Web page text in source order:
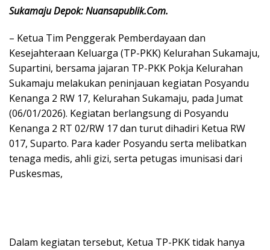
Sukamaju Depok: Nuansapublik.Com.
– Ketua Tim Penggerak Pemberdayaan dan
Kesejahteraan Keluarga (TP-PKK) Kelurahan Sukamaju,
Supartini, bersama jajaran TP-PKK Pokja Kelurahan
Sukamaju melakukan peninjauan kegiatan Posyandu
Kenanga 2 RW 17, Kelurahan Sukamaju, pada Jumat
(06/01/2026). Kegiatan berlangsung di Posyandu
Kenanga 2 RT 02/RW 17 dan turut dihadiri Ketua RW
017, Suparto. Para kader Posyandu serta melibatkan
tenaga medis, ahli gizi, serta petugas imunisasi dari
Puskesmas,
Dalam kegiatan tersebut, Ketua TP-PKK tidak hanya